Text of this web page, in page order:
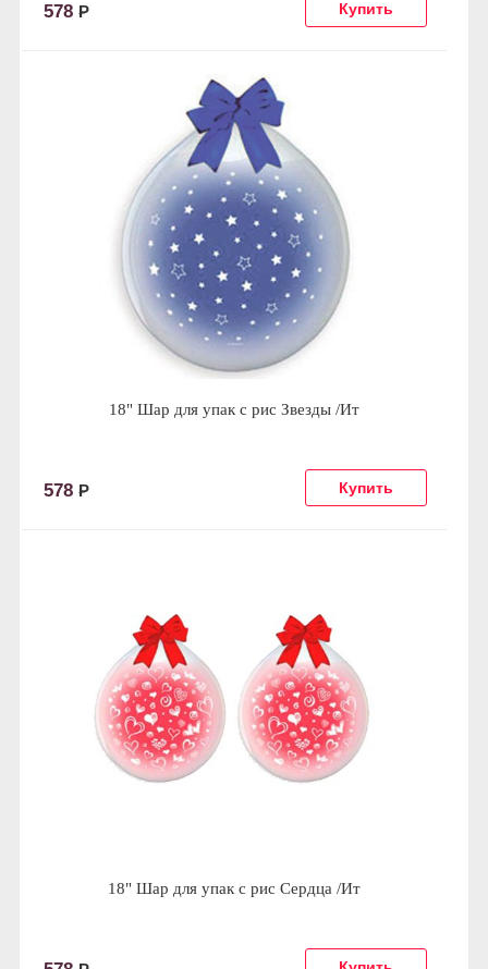
578 Р
18" Шар для упак c рис Звезды /Ит
578 Р
18" Шар для упак c рис Сердца /Ит